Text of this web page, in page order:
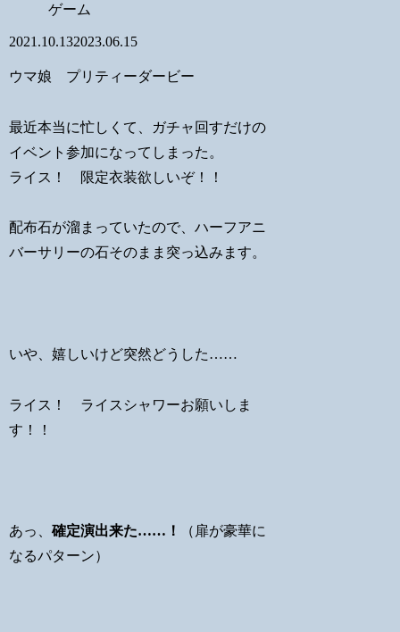
ゲーム
2021.10.132023.06.15
ウマ娘 プリティーダービー
最近本当に忙しくて、ガチャ回すだけの
イベント参加になってしまった。
ライス！ 限定衣装欲しいぞ！！
配布石が溜まっていたので、ハーフアニ
バーサリーの石そのまま突っ込みます。
いや、嬉しいけど突然どうした……
ライス！ ライスシャワーお願いしま
す！！
あっ、確定演出来た……！
（扉が豪華に
なるパターン）